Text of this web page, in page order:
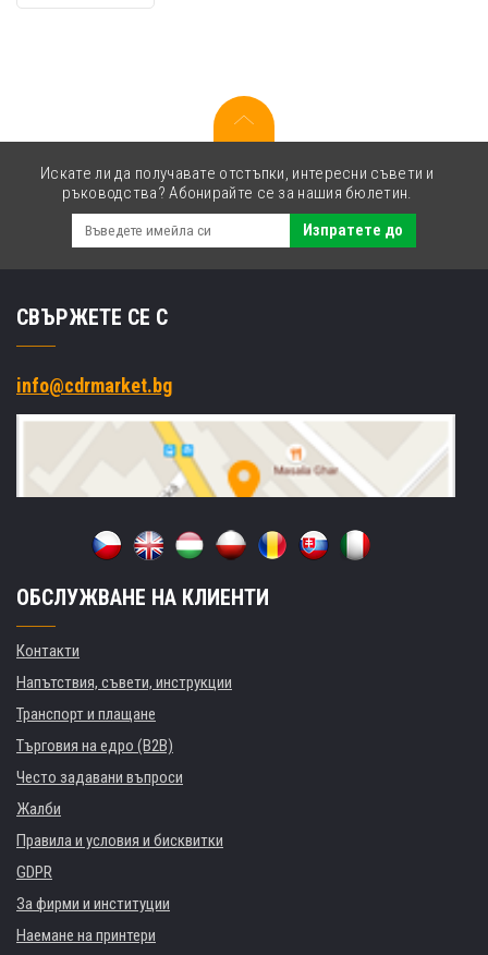
(black)
Искате ли да получавате отстъпки, интересни съвети и
ръководства? Абонирайте се за нашия бюлетин.
Изпратете до
СВЪРЖЕТЕ СЕ С
info@cdrmarket.bg
ОБСЛУЖВАНЕ НА КЛИЕНТИ
Контакти
Напътствия, съвети, инструкции
Транспорт и плащане
Търговия на едро (B2B)
Често задавани въпроси
Жалби
Правила и условия и бисквитки
GDPR
За фирми и институции
Наемане на принтери